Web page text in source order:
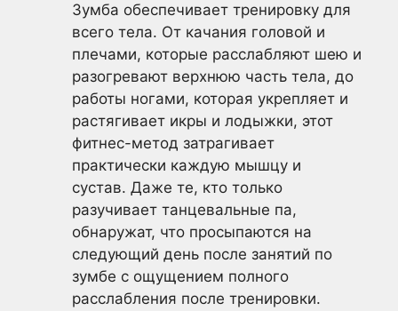
Зумба обеспечивает тренировку для
всего тела. От качания головой и
плечами, которые расслабляют шею и
разогревают верхнюю часть тела, до
работы ногами, которая укрепляет и
растягивает икры и лодыжки, этот
фитнес-метод затрагивает
практически каждую мышцу и
сустав. Даже те, кто только
разучивает танцевальные па,
обнаружат, что просыпаются на
следующий день после занятий по
зумбе с ощущением полного
расслабления после тренировки.